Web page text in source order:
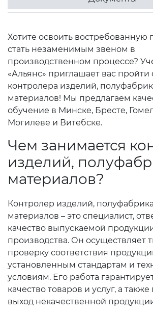
Хотите освоить
стать незаменимым звеном в
производственном процессе?
«Альянс» приглашает вас пройти
контролера изделий,
материалов! Мы предлагаем
обучение в Минске, Бресте,
Могилеве и Витебске.
Чем занимается
изделий,
материалов?
Контролер изделий,
материалов – это специалист,
качество выпускаемой
производства. Он осуществляет
проверку соответствия
установленным стандартам и
условиям. Его работа
качество товаров и услуг, а
выход некачественной